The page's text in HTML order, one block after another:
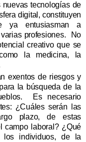
nuevas tecnologías de
digital, constituyen
ya entusiasman a
profesiones.
No
creativo que se
la medicina, la
exentos de riesgos y
la búsqueda de la
Es necesario
¿Cuáles serán las
plazo, de estas
campo laboral? ¿Qué
los individuos, de la